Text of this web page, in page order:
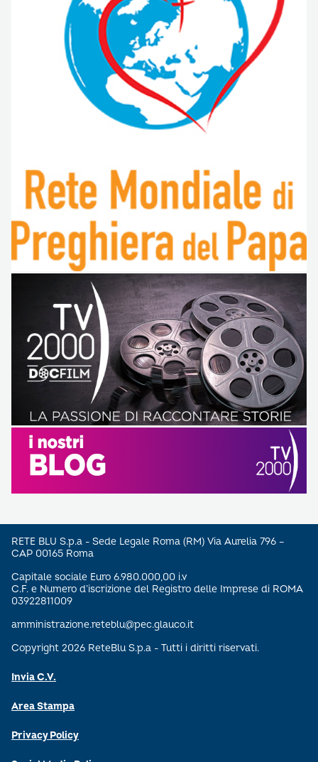
RETE BLU S.p.a - Sede Legale Roma (RM) Via Aurelia 796 –
CAP 00165 Roma
Capitale sociale Euro 6.980.000,00 i.v
C.F. e Numero d’iscrizione del Registro delle Imprese di ROMA
03922811009
amministrazione.reteblu@pec.glauco.it
Copyright 2026 ReteBlu S.p.a - Tutti i diritti riservati.
Invia C.V.
Area Stampa
Privacy Policy